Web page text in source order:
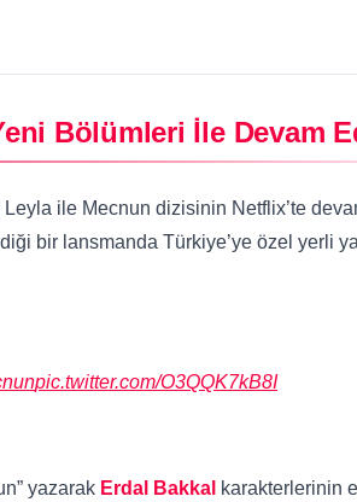
Bölümleri İle Devam
Leyla ile Mecnun dizisinin Netflix’te
bir lansmanda Türkiye’ye özel yerli
pic.twitter.com/O3QQK7kB8I
yazarak Erdal Bakkal karakterlerinin